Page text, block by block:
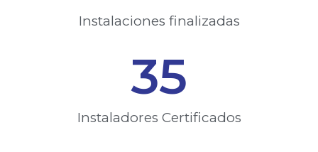
Instalaciones finalizadas​
Instaladores Certificados​
35